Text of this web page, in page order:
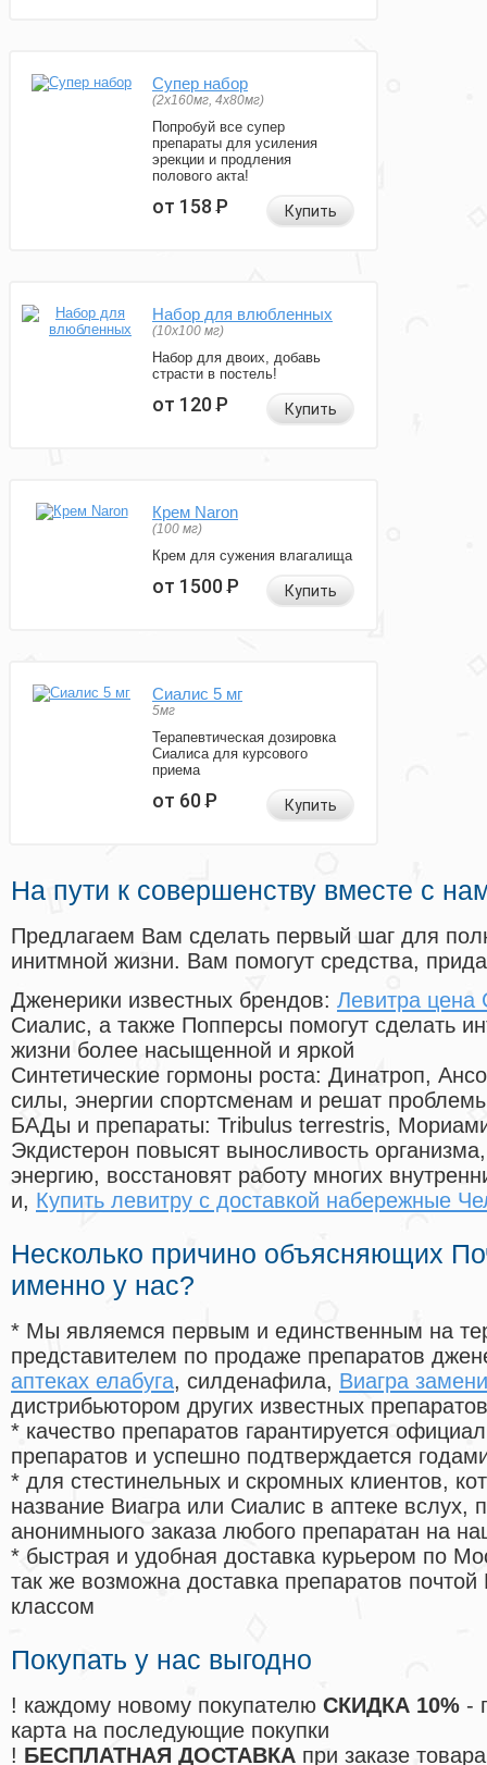
Супер набор
(2х160мг, 4х80мг)
Попробуй все супер
препараты для усиления
эрекции и продления
полового акта!
от 158Р Купить
Набор для влюбленных
(10х100 мг)
Набор для двоих, добавь
страсти в постель!
от 120Р Купить
Крем Naron
(100 мг)
Крем для сужения влагалища
от 1500Р Купить
Сиалис 5 мг
5мг
Терапевтическая дозировка
Сиалиса для курсового
приема
от 60Р Купить
На пути к совершенству вместе с
Предлагаем Вам сделать первый шаг для
инитмной жизни. Вам помогут средства,
Дженерики известных брендов: Левитра цена
Сиалис, а также Попперсы помогут сделать
жизни более насыщенной и яркой
Синтетические гормоны роста: Динатроп,
силы, энергии спортсменам и решат
БАДы и препараты: Tribulus terrestris,
Экдистерон повысят выносливость
энергию, восстановят работу многих
и, Купить левитру с доставкой набережные
Несколько причино объясняющих
именно у нас?
* Мы являемся первым и единственным на
представителем по продаже препаратов
аптеках елабуга, силденафила, Виагра
дистрибьютором других известных препаратов
* качество препаратов гарантируется
препаратов и успешно подтверждается
* для стестинельных и скромных клиентов,
название Виагра или Сиалис в аптеке вслух,
анонимныого заказа любого препаратан на
* быстрая и удобная доставка курьером по
так же возможна доставка препаратов
классом
Покупать у нас выгодно
! каждому новому покупателю СКИДКА 10% -
карта на последующие покупки
! БЕСПЛАТНАЯ ДОСТАВКА при заказе